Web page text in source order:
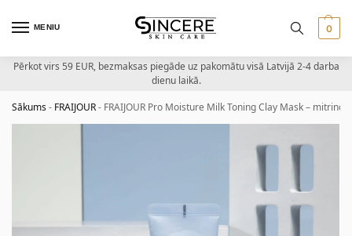
MENIU 0
Pērkot virs 59 EUR, bezmaksas piegāde uz pakomātu visā Latvijā 2-4 darba
dienu laikā.
Sākums- FRAIJOUR- FRAIJOUR Pro Moisture Milk Toning Clay Mask –